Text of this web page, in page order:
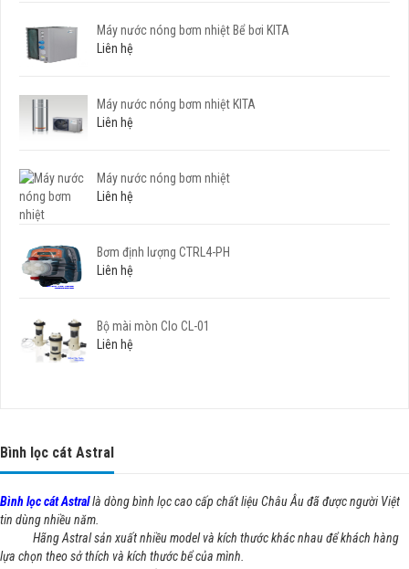
Máy nước nóng bơm nhiệt Bể bơi KITA
Liên hệ
Máy nước nóng bơm nhiệt KITA
Liên hệ
Máy nước nóng bơm nhiệt
Liên hệ
Bơm định lượng CTRL4-PH
Liên hệ
Bộ mài mòn Clo CL-01
Liên hệ
Bình lọc cát Astral
Bình lọc cát Astrallà dòng bình lọc cao cấp chất liệu Châu Âu đã được người Việt
tin dùng nhiều năm.
Hãng Astral sản xuất nhiều model và kích thước khác nhau để khách hàng
lựa chọn theo sở thích và kích thước bể của mình.